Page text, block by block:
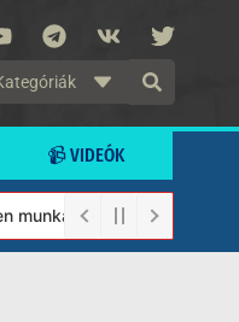
📹 VIDEÓK
segíteni